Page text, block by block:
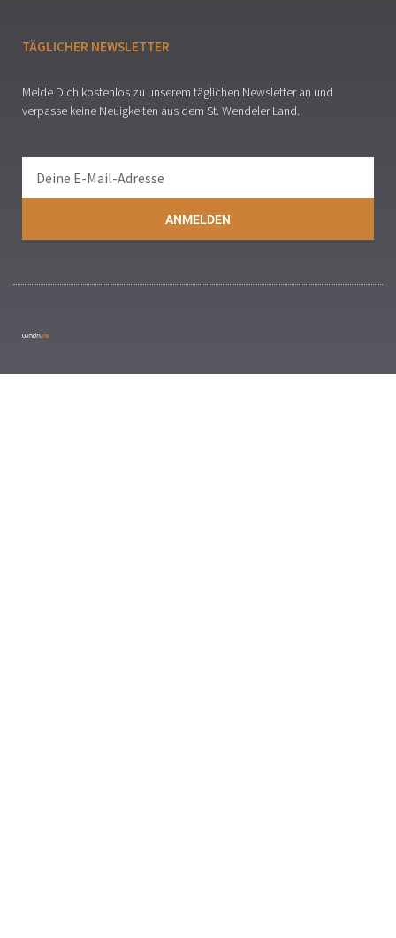
TÄGLICHER NEWSLETTER
Melde Dich kostenlos zu unserem täglichen Newsletter an und
verpasse keine Neuigkeiten aus dem St. Wendeler Land.
ANMELDEN